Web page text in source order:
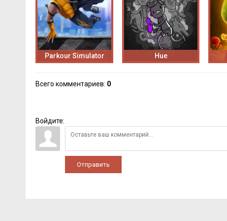
Parkour Simulator Hue
Всего комментариев: 0
Войдите:
Отправить